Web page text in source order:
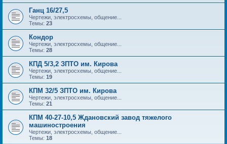
Ганц 16/27,5
Чертежи, электросхемы, общение...
Темы: 23
Кондор
Чертежи, электросхемы, общение...
Темы: 28
КПД 5/3,2 ЗПТО им. Кирова
Чертежи, электросхемы, общение...
Темы: 19
КПМ 32/5 ЗПТО им. Кирова
Чертежи, электросхемы, общение...
Темы: 21
КПМ 40-27-10,5 Ждановский завод тяжелого
машиностроения
Чертежи, электросхемы, общение...
Темы: 18